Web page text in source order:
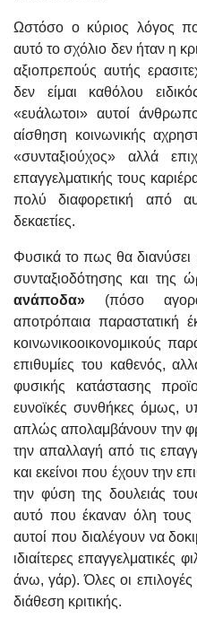
Ωστόσο ο κύριος λόγος
αυτό το σχόλιο δεν ήταν η
αξιοπρεπούς αυτής
δεν είμαι καθόλου
«ευάλωτοι» αυτοί
αίσθηση κοινωνικής
«συνταξιούχος» αλλά
επαγγελματικής τους
πολύ διαφορετική από
δεκαετίες.
Φυσικά το πως θα διανύσει
συνταξιοδότησης και
ανάποδα» (πόσο
αποτρόπαια παραστατική
κοινωνικοοικονομικούς
επιθυμίες του καθενός,
φυσικής κατάστασης
ευνοϊκές συνθήκες όμως,
απλώς απολαμβάνουν την
την απαλλαγή από τις
και εκείνοι που έχουν την
την φύση της δουλειάς
αυτό που έκαναν όλη
αυτοί που διαλέγουν να
ιδιαίτερες επαγγελματικές
άνω, γάρ). Όλες οι επιλογές
διάθεση κριτικής.